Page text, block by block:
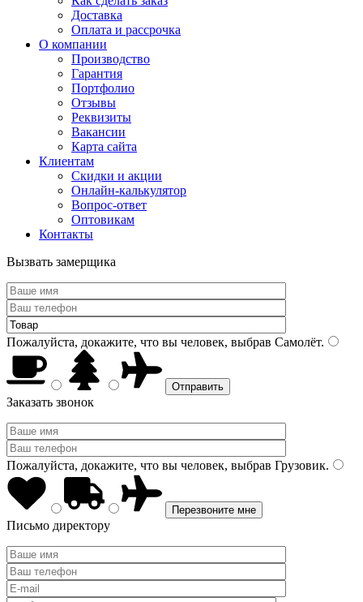
Доставка
Оплата и рассрочка
О компании
Производство
Гарантия
Портфолио
Отзывы
Реквизиты
Вакансии
Карта сайта
Клиентам
Скидки и акции
Онлайн-калькулятор
Вопрос-ответ
Оптовикам
Контакты
Вызвать замерщика
Пожалуйста, докажите, что вы человек, выбрав Самолёт.
Заказать звонок
Пожалуйста, докажите, что вы человек, выбрав Грузовик.
Письмо директору